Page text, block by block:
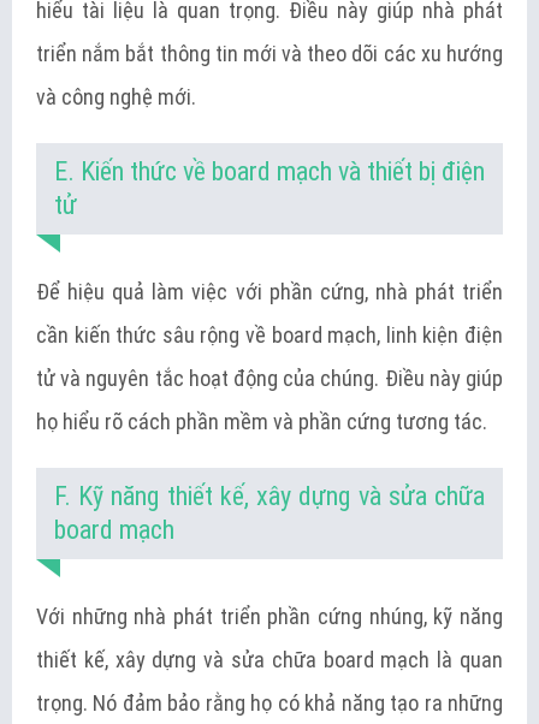
hiểu tài liệu là quan trọng. Điều này giúp nhà phát
triển nắm bắt thông tin mới và theo dõi các xu hướng
và công nghệ mới.
E. Kiến thức về board mạch và thiết bị điện
tử
Để hiệu quả làm việc với phần cứng, nhà phát triển
cần kiến thức sâu rộng về board mạch, linh kiện điện
tử và nguyên tắc hoạt động của chúng. Điều này giúp
họ hiểu rõ cách phần mềm và phần cứng tương tác.
F. Kỹ năng thiết kế, xây dựng và sửa chữa
board mạch
Với những nhà phát triển phần cứng nhúng, kỹ năng
thiết kế, xây dựng và sửa chữa board mạch là quan
trọng. Nó đảm bảo rằng họ có khả năng tạo ra những